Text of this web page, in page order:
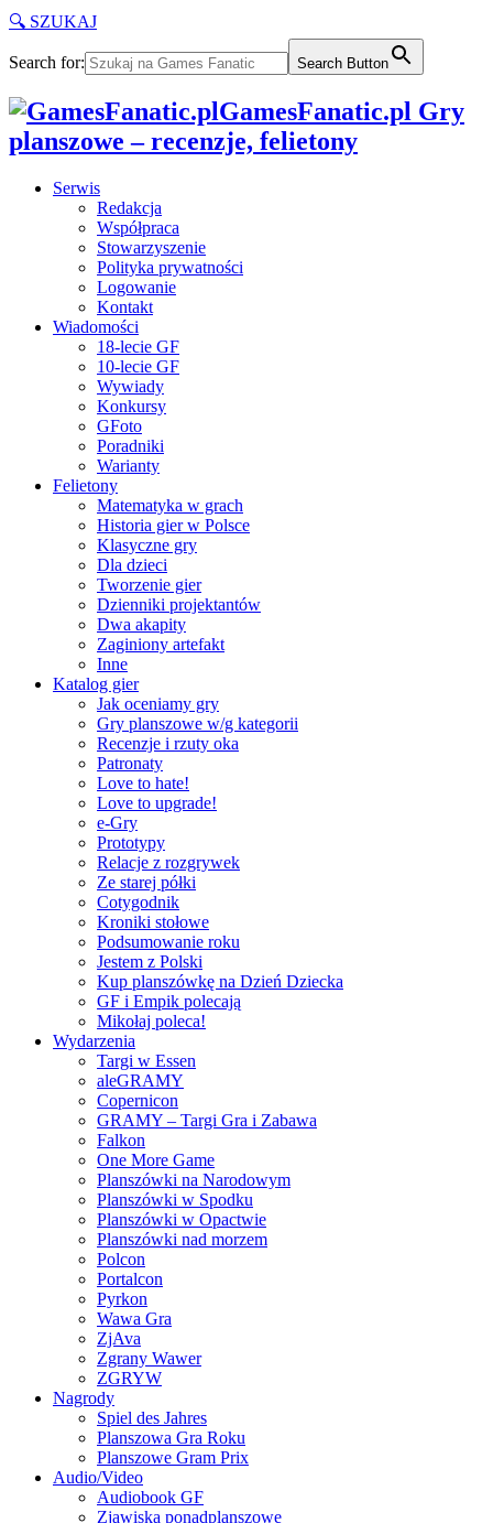
🔍 SZUKAJ
Search for: Search Button
GamesFanatic.pl Gry
planszowe – recenzje, felietony
Serwis
Redakcja
Współpraca
Stowarzyszenie
Polityka prywatności
Logowanie
Kontakt
Wiadomości
18-lecie GF
10-lecie GF
Wywiady
Konkursy
GFoto
Poradniki
Warianty
Felietony
Matematyka w grach
Historia gier w Polsce
Klasyczne gry
Dla dzieci
Tworzenie gier
Dzienniki projektantów
Dwa akapity
Zaginiony artefakt
Inne
Katalog gier
Jak oceniamy gry
Gry planszowe w/g kategorii
Recenzje i rzuty oka
Patronaty
Love to hate!
Love to upgrade!
e-Gry
Prototypy
Relacje z rozgrywek
Ze starej półki
Cotygodnik
Kroniki stołowe
Podsumowanie roku
Jestem z Polski
Kup planszówkę na Dzień Dziecka
GF i Empik polecają
Mikołaj poleca!
Wydarzenia
Targi w Essen
aleGRAMY
Copernicon
GRAMY – Targi Gra i Zabawa
Falkon
One More Game
Planszówki na Narodowym
Planszówki w Spodku
Planszówki w Opactwie
Planszówki nad morzem
Polcon
Portalcon
Pyrkon
Wawa Gra
ZjAva
Zgrany Wawer
ZGRYW
Nagrody
Spiel des Jahres
Planszowa Gra Roku
Planszowe Gram Prix
Audio/Video
Audiobook GF
Zjawiska ponadplanszowe